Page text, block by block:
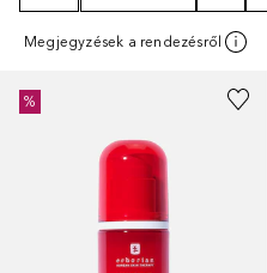
Megjegyzések a rendezésről
%